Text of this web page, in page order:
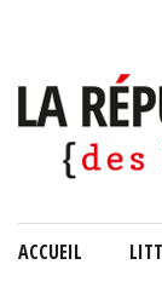
ACCUEIL